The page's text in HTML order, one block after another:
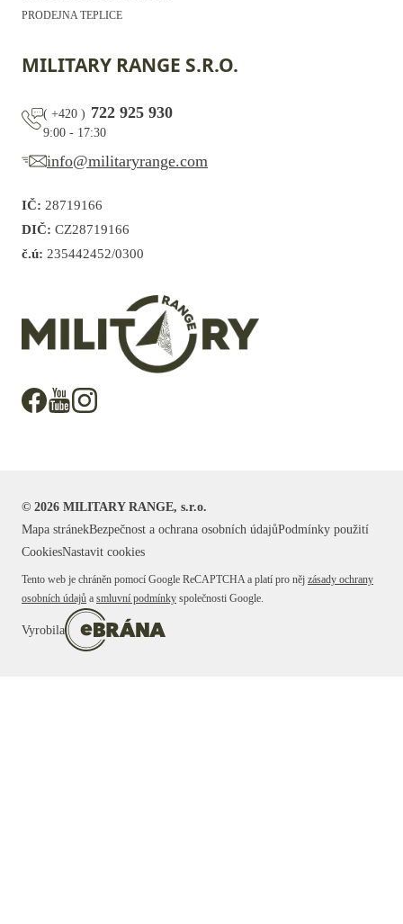
PRODEJNA TEPLICE
MILITARY RANGE S.R.O.
( +420 ) 722 925 930
9:00 - 17:30
info@militaryrange.com
IČ: 28719166
DIČ: CZ28719166
č.ú: 235442452/0300
© 2026 MILITARY RANGE, s.r.o.
Mapa stránekBezpečnost a ochrana osobních údajůPodmínky použití
CookiesNastavit cookies
Tento web je chráněn pomocí Google ReCAPTCHA a platí pro něj zásady ochrany
osobních údajů a smluvní podmínky společnosti Google.
Vyrobila